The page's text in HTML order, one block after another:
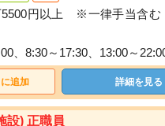
5500円以上 ※一律手当含
、8:30～17:30、13:00～
追加 詳細を見る
設) 正職員